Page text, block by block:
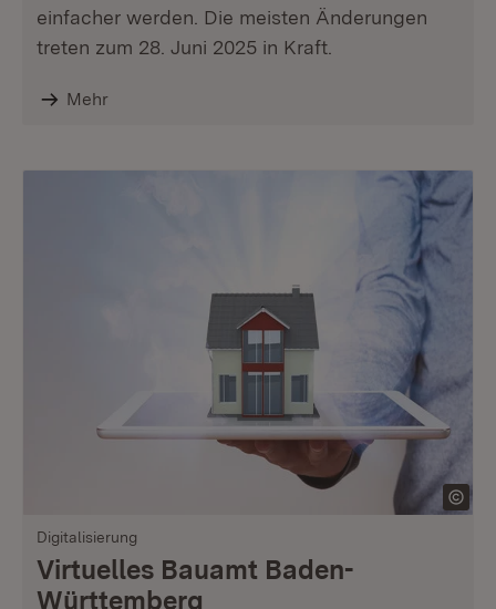
einfacher werden. Die meisten Änderungen
treten zum 28. Juni 2025 in Kraft.
Mehr
Digitalisierung
Virtuelles Bauamt Baden-
Württemberg